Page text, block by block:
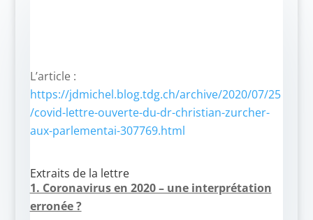
L’article :
https://jdmichel.blog.tdg.ch/archive/2020/07/25
/covid-lettre-ouverte-du-dr-christian-zurcher-
aux-parlementai-307769.html
Extraits de la lettre
1. Coronavirus en 2020 – une interprétation
erronée ?